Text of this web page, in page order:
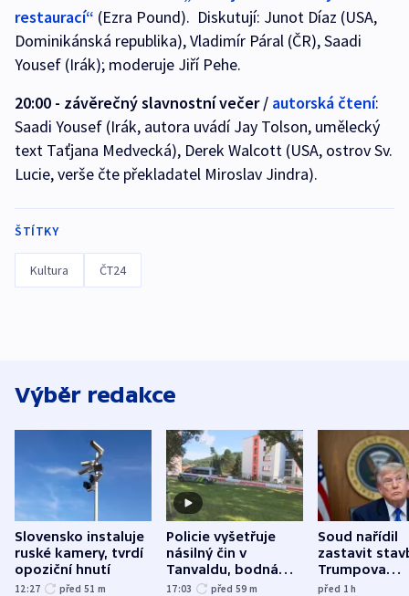
restaurací“ (Ezra Pound). Diskutují: Junot Díaz (USA,
Dominikánská republika), Vladimír Páral (ČR), Saadi
Yousef (Irák); moderuje Jiří Pehe.
20:00 - závěrečný slavnostní večer / autorská čtení:
Saadi Yousef (Irák, autora uvádí Jay Tolson, umělecký
text Taťjana Medvecká), Derek Walcott (USA, ostrov Sv.
Lucie, verše čte překladatel Miroslav Jindra).
ŠTÍTKY
Kultura ČT24
Výběr redakce
Slovensko instaluje
ruské kamery, tvrdí
opoziční hnutí
12:27 před 51 m
Policie vyšetřuje
násilný čin v
Tanvaldu, bodná
zranění při něm
17:03 před 59 m
Soud nařídil
zastavit
Trumpova
tanečního
před 1h